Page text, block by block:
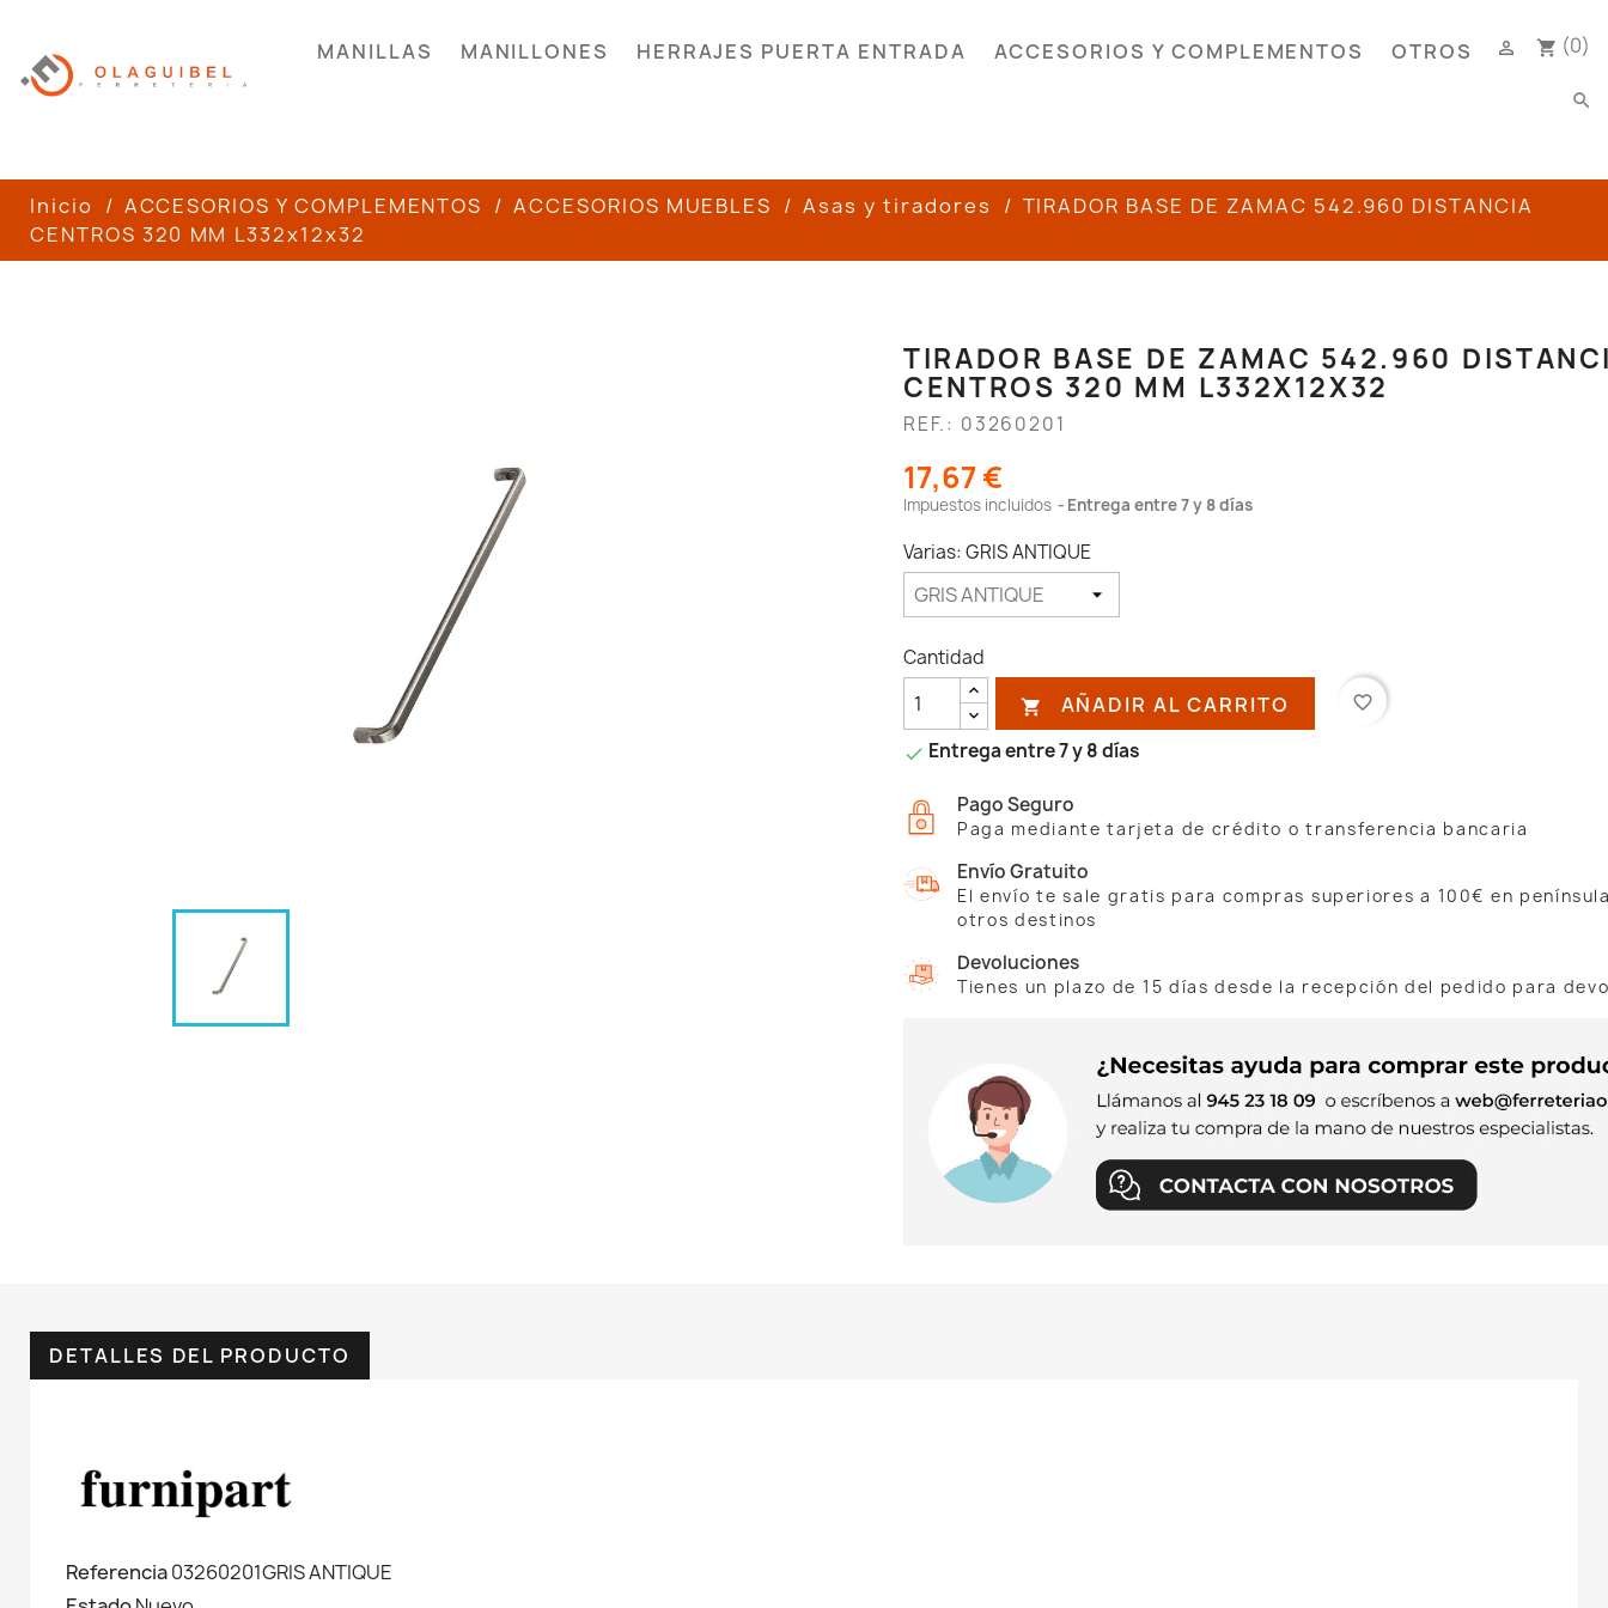
MANILLAS MANILLONES HERRAJES PUERTA ENTRADA ACCESORIOS Y COMPLEMENTOS OTROS shopping_cart (0)

search
Inicio ACCESORIOS Y COMPLEMENTOS ACCESORIOS MUEBLES Asas y tiradores
TIRADOR BASE DE ZAMAC 542.960 DISTANCIA
CENTROS 320 MM L332x12x32
TIRADOR BASE DE ZAMAC 542.960
CENTROS 320 MM L332X12X32
REF.: 03260201
17,67 €
Impuestos incluidos Entrega entre 7 y 8 días
Varias: GRIS ANTIQUE
Cantidad
 AÑADIR AL CARRITO favorite_border
 Entrega entre 7 y 8 días
Pago Seguro
Paga mediante tarjeta de crédito o transferencia bancaria
Envío Gratuito
El envío te sale gratis para compras superiores a 100€ en
otros destinos
Devoluciones
Tienes un plazo de 15 días desde la recepción del pedido para
DETALLES DEL PRODUCTO
Referencia03260201GRIS ANTIQUE